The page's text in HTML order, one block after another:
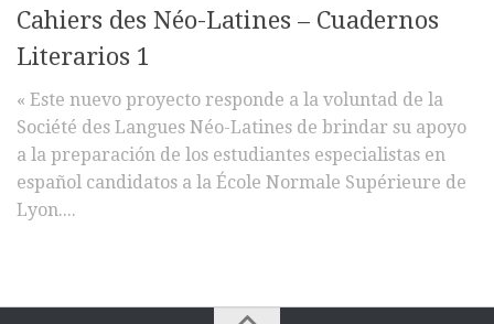
Agrégation et Capes
Actualités
Annonces
Commander un numéro PDF
Cahiers des Néo-Latines – Cuadernos
Literarios 1
« Este nuevo proyecto responde a la voluntad de la
Société des Langues Néo-Latines de brindar su apoyo
a la preparación de los estudiantes especialistas en
español candidatos a la École Normale Supérieure de
Lyon....